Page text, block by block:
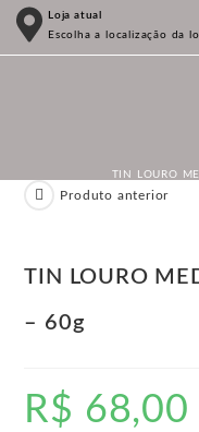
para
Loja atual
Escolha a localização da
TIN LOURO
Produto anterior
TIN LOURO
– 60g
R$ 68,00